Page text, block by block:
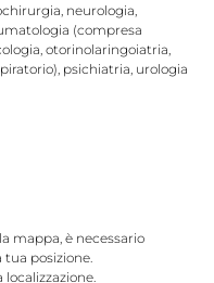
neurologia,
(compresa
otorinolaringoiatria,
psichiatria, urologia
mappa, è necessario
posizione.